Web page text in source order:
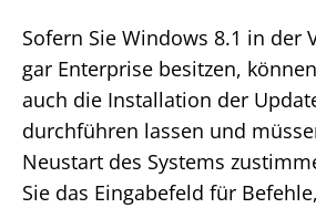
Sofern Sie Windows 8.1 in der
gar Enterprise besitzen,
auch die Installation der
durchführen lassen und
Neustart des Systems
Sie das Eingabefeld für